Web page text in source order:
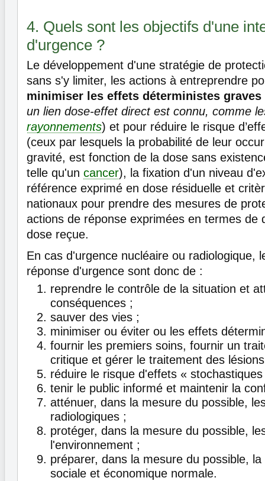
4. Quels sont les objectifs d'une
d'urgence ?
Le développement d'une stratégie de
sans s'y limiter, les actions à entreprendre
minimiser les effets déterministes graves
un lien dose-effet direct est connu, comme
rayonnements) et pour réduire le risque
(ceux par lesquels la probabilité de leur
gravité, est fonction de la dose sans
telle qu'un cancer), la fixation d'un niveau
référence exprimé en dose résiduelle et
nationaux pour prendre des mesures de
actions de réponse exprimées en termes de
dose reçue.
En cas d'urgence nucléaire ou radiologique,
réponse d'urgence sont donc de :
reprendre le contrôle de la situation et
conséquences ;
sauver des vies ;
minimiser ou éviter ou les effets
fournir les premiers soins, fournir un
critique et gérer le traitement des
réduire le risque d'effets «
tenir le public informé et maintenir la
atténuer, dans la mesure du possible,
radiologiques ;
protéger, dans la mesure du possible,
l'environnement ;
préparer, dans la mesure du possible,
sociale et économique normale.